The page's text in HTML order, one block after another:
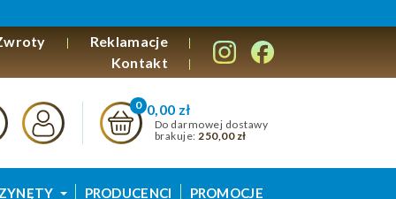
Reklamacje
Kontakt
0,00 zł
Do darmowej dostawy
brakuje:250,00 zł
PRODUCENCI PROMOCJE